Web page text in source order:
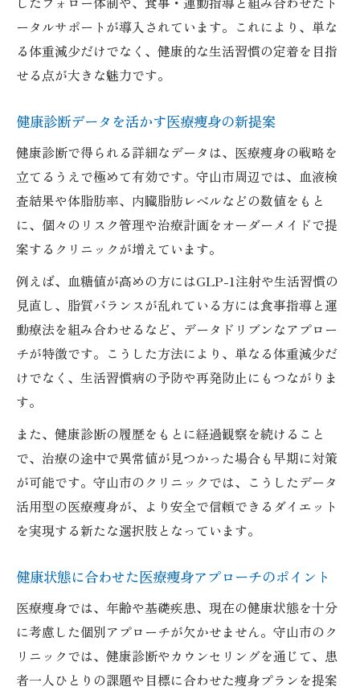
ータルサポートが導入されています。これにより、単な
る体重減少だけでなく、健康的な生活習慣の定着を目指
せる点が大きな魅力です。
健康診断データを活かす医療痩身の新提案
健康診断で得られる詳細なデータは、医療痩身の戦略を
立てるうえで極めて有効です。守山市周辺では、血液検
査結果や体脂肪率、内臓脂肪レベルなどの数値をもと
に、個々のリスク管理や治療計画をオーダーメイドで提
案するクリニックが増えています。
例えば、血糖値が高めの方にはGLP-1注射や生活習慣の
見直し、脂質バランスが乱れている方には食事指導と運
動療法を組み合わせるなど、データドリブンなアプロー
チが特徴です。こうした方法により、単なる体重減少だ
けでなく、生活習慣病の予防や再発防止にもつながりま
す。
また、健康診断の履歴をもとに経過観察を続けること
で、治療の途中で異常値が見つかった場合も早期に対策
が可能です。守山市のクリニックでは、こうしたデータ
活用型の医療痩身が、より安全で信頼できるダイエット
を実現する新たな選択肢となっています。
健康状態に合わせた医療痩身アプローチのポイント
医療痩身では、年齢や基礎疾患、現在の健康状態を十分
に考慮した個別アプローチが欠かせません。守山市のク
リニックでは、健康診断やカウンセリングを通じて、患
者一人ひとりの課題や目標に合わせた痩身プランを提案